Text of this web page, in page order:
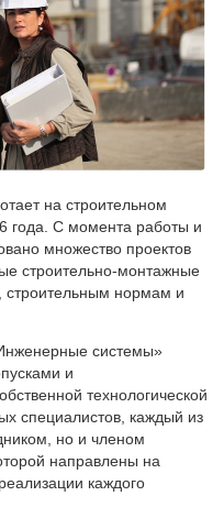
на строительном
года. С момента работы и
множество проектов
строительно-монтажные
строительным нормам и
системы»
и
технологической
специалистов, каждый из
но и членом
направлены на
каждого